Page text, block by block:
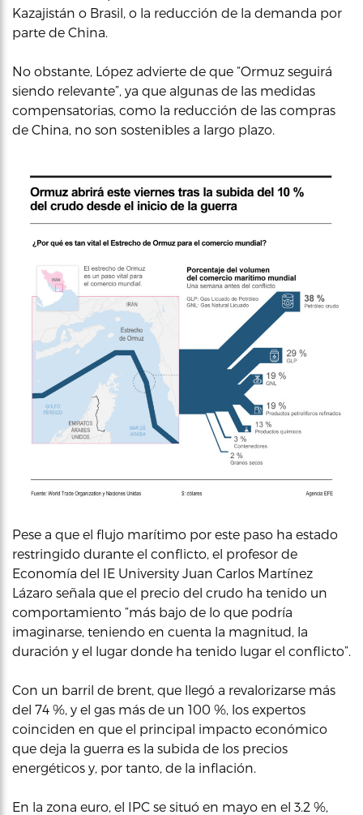
Kazajistán o Brasil, o la reducción de la demanda por
parte de China.
No obstante, López advierte de que “Ormuz seguirá
siendo relevante”, ya que algunas de las medidas
compensatorias, como la reducción de las compras
de China, no son sostenibles a largo plazo.
Pese a que el flujo marítimo por este paso ha estado
restringido durante el conflicto, el profesor de
Economía del IE University Juan Carlos Martínez
Lázaro señala que el precio del crudo ha tenido un
comportamiento “más bajo de lo que podría
imaginarse, teniendo en cuenta la magnitud, la
duración y el lugar donde ha tenido lugar el conflicto”.
Con un barril de brent, que llegó a revalorizarse más
del 74 %, y el gas más de un 100 %, los expertos
coinciden en que el principal impacto económico
que deja la guerra es la subida de los precios
energéticos y, por tanto, de la inflación.
En la zona euro, el IPC se situó en mayo en el 3.2 %,